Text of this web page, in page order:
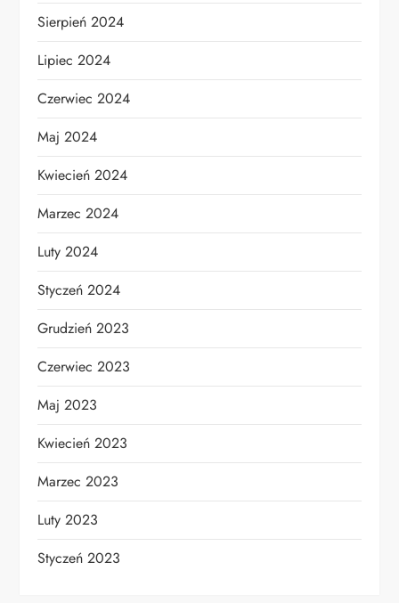
Sierpień 2024
Lipiec 2024
Czerwiec 2024
Maj 2024
Kwiecień 2024
Marzec 2024
Luty 2024
Styczeń 2024
Grudzień 2023
Czerwiec 2023
Maj 2023
Kwiecień 2023
Marzec 2023
Luty 2023
Styczeń 2023